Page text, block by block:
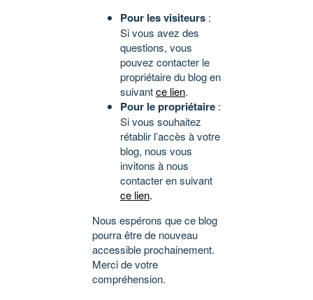
Pour les visiteurs :
Si vous avez des
questions, vous
pouvez contacter le
propriétaire du blog en
suivantce lien.
Pour le propriétaire :
Si vous souhaitez
rétablir l’accès à votre
blog, nous vous
invitons à nous
contacter en suivant
ce lien.
Nous espérons que ce blog
pourra être de nouveau
accessible prochainement.
Merci de votre
compréhension.